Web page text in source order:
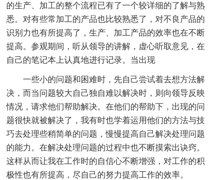
的生产、加工的整个流程已有了一个较详细的了解与熟
悉。对有些常加工的产品也比较熟悉了，对不良产品的
识别力也有所提高了，生产、加工产品的效率也在不断
提高。参观期间，听从领导的讲解，虚心听取意见，在
自己的笔记本上认真地进行记录。当出现
一些小的问题和困难时，先自己尝试着去想方法解
决，而当问题较大自己独自难以解决时，则向领导反映
情况，请求他们帮助解决。在他们的帮助下，出现的问
题很快就被解决了，我有时也学着运用他们的方法与技
巧去处理些稍简单的问题，慢慢提高自己解决处理问题
的能力。在解决处理问题的过程中也不断摸索出诀窍。
这样从而让我在工作时的自信心不断增强，对工作的积
极性也有所提高，尽自己的努力提高工作的效率。